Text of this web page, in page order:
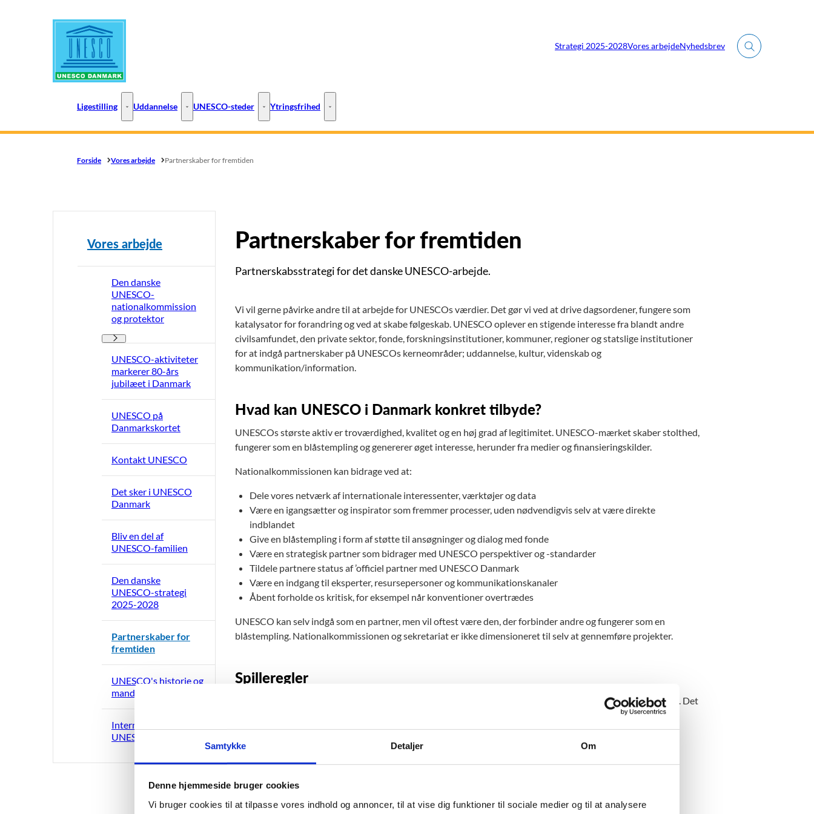
Samtykke Detaljer Om
Denne hjemmeside bruger cookies
Vi bruger cookies til at tilpasse vores indhold og annoncer, til at vise dig funktioner til sociale medier og til at analysere
Strategi 2025-2028Vores arbejdeNyhedsbrev Fold søgefelt ud
Ligestilling Ligestilling - Flere links
Uddannelse Uddannelse - Flere links
UNESCO-steder UNESCO-steder - Flere links
Ytringsfrihed Ytringsfrihed - Flere links
Forside Vores arbejde Partnerskaber for fremtiden
Vores arbejde
Den danske
UNESCO-
nationalkommission
og protektor
Den danske UNESCO-nationalkommission og protektor - Flere links
UNESCO-aktiviteter
markerer 80-års
jubilæet i Danmark
UNESCO på
Danmarkskortet
Kontakt UNESCO
Det sker i UNESCO
Danmark
Bliv en del af
UNESCO-familien
Den danske
UNESCO-strategi
2025-2028
Partnerskaber for
fremtiden
UNESCO's historie og
mandat
Internationalt
UNESCO-samarbejde
Partnerskaber for fremtiden
Partnerskabsstrategi for det danske UNESCO-arbejde.
Vi vil gerne påvirke andre til at arbejde for UNESCOs værdier. Det gør vi ved at drive dagsordener, fungere som
katalysator for forandring og ved at skabe følgeskab. UNESCO oplever en stigende interesse fra blandt andre
civilsamfundet, den private sektor, fonde, forskningsinstitutioner, kommuner, regioner og statslige institutioner
for at indgå partnerskaber på UNESCOs kerneområder; uddannelse, kultur, videnskab og
kommunikation/information.
Hvad kan UNESCO i Danmark konkret tilbyde?
UNESCOs største aktiv er troværdighed, kvalitet og en høj grad af legitimitet. UNESCO-mærket skaber stolthed,
fungerer som en blåstempling og genererer øget interesse, herunder fra medier og finansieringskilder.
Nationalkommissionen kan bidrage ved at:
Dele vores netværk af internationale interessenter, værktøjer og data
Være en igangsætter og inspirator som fremmer processer, uden nødvendigvis selv at være direkte
indblandet
Give en blåstempling i form af støtte til ansøgninger og dialog med fonde
Være en strategisk partner som bidrager med UNESCO perspektiver og -standarder
Tildele partnere status af ’officiel partner med UNESCO Danmark
Være en indgang til eksperter, resursepersoner og kommunikationskanaler
Åbent forholde os kritisk, for eksempel når konventioner overtrædes
UNESCO kan selv indgå som en partner, men vil oftest være den, der forbinder andre og fungerer som en
blåstempling. Nationalkommissionen og sekretariat er ikke dimensioneret til selv at gennemføre projekter.
Spilleregler
Vi har lavet et sæt spilleregler for hvornår, med hvem og hvordan, UNESCO i Danmark indgår partnerskaber. Det
Sammen om UNESCO - spilleregler for partnerskaber (pdf)
Sammen om - eksempler på danske UNESCO partnerskaber:
Sammen med Videnskabernes Selskab og L’Oreal Danmark uddeler vi en pris til unge kvindelige forskere